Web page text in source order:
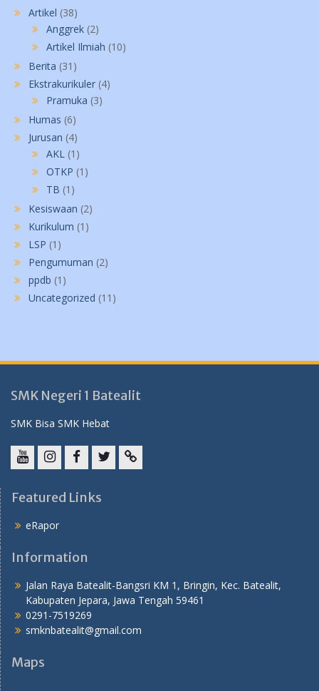
Artikel (38)
Anggrek (2)
Artikel Ilmiah (10)
Berita (31)
Ekstrakurikuler (4)
Pramuka (3)
Humas (6)
Jurusan (4)
AKL (1)
OTKP (1)
TB (1)
Kesiswaan (2)
Kurikulum (1)
LSP (1)
Pengumuman (2)
ppdb (1)
Uncategorized (11)
SMK Negeri 1 Batealit
SMK Bisa SMK Hebat
Featured Links
eRapor
Information
Jalan Raya Batealit-Bangsri KM 1, Bringin, Kec. Batealit,
Kabupaten Jepara, Jawa Tengah 59461
0291-7519269
smknbatealit@gmail.com
Maps